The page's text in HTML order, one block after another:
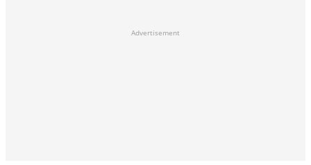
Advertisement